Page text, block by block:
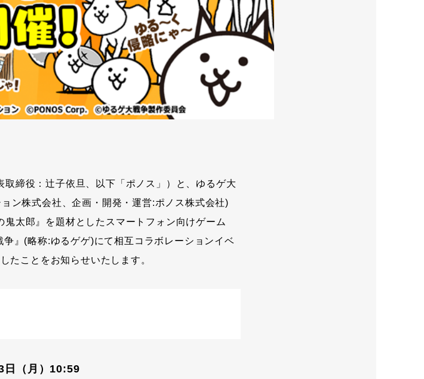
締役：辻子依旦、以下「ポノス」）と、ゆるゲ大
ン株式会社、企画・開発・運営:ポノス株式会社)
太郎』を題材としたスマートフォン向けゲーム
争』(略称:ゆるゲゲ)にて相互コラボレーションイベ
たことをお知らせいたします。
（月）10:59